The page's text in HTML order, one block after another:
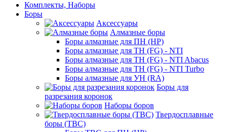
Комплекты, Наборы
Боры
Аксессуары
Алмазные боры
Боры алмазные для ПН (HP)
Боры алмазные для ТН (FG) - NTI
Боры алмазные для ТН (FG) - NTI Abacus
Боры алмазные для ТН (FG) - NTI Turbo
Боры алмазные для УН (RA)
Боры для
разрезания коронок
Наборы боров
Твердосплавные
боры (ТВС)